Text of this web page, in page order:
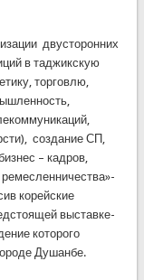
двусторонних
в таджикскую
торговлю,
создание СП,
– кадров,
корейские
выставке-
которого
Душанбе.